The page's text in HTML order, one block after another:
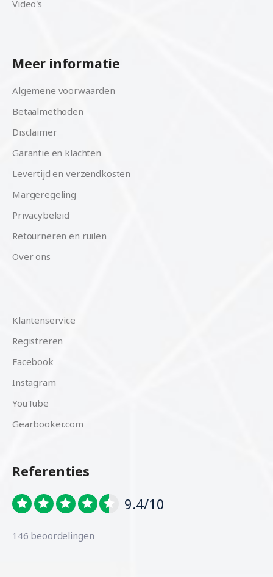
Video's
Meer informatie
Algemene voorwaarden
Betaalmethoden
Disclaimer
Garantie en klachten
Levertijd en verzendkosten
Margeregeling
Privacybeleid
Retourneren en ruilen
Over ons
Klantenservice
Registreren
Facebook
Instagram
YouTube
Gearbooker.com
Referenties
9.4/10
146 beoordelingen